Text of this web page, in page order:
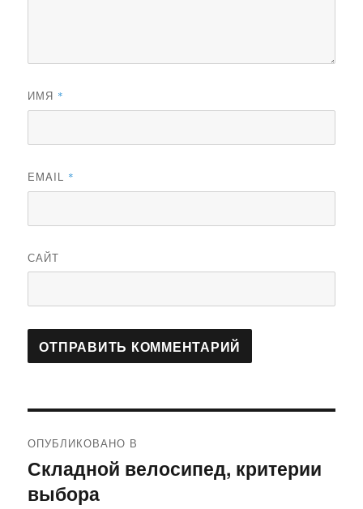
ИМЯ *
EMAIL *
САЙТ
по
записям
ОПУБЛИКОВАНО В
Складной велосипед, критерии
выбора